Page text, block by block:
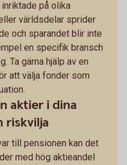
på olika
världsdelar sprider
och sparandet blir inte
en specifik bransch
Ta gärna hjälp av en
att välja fonder som
aktier i dina
riskvilja
till pensionen kan det
med hög aktieandel